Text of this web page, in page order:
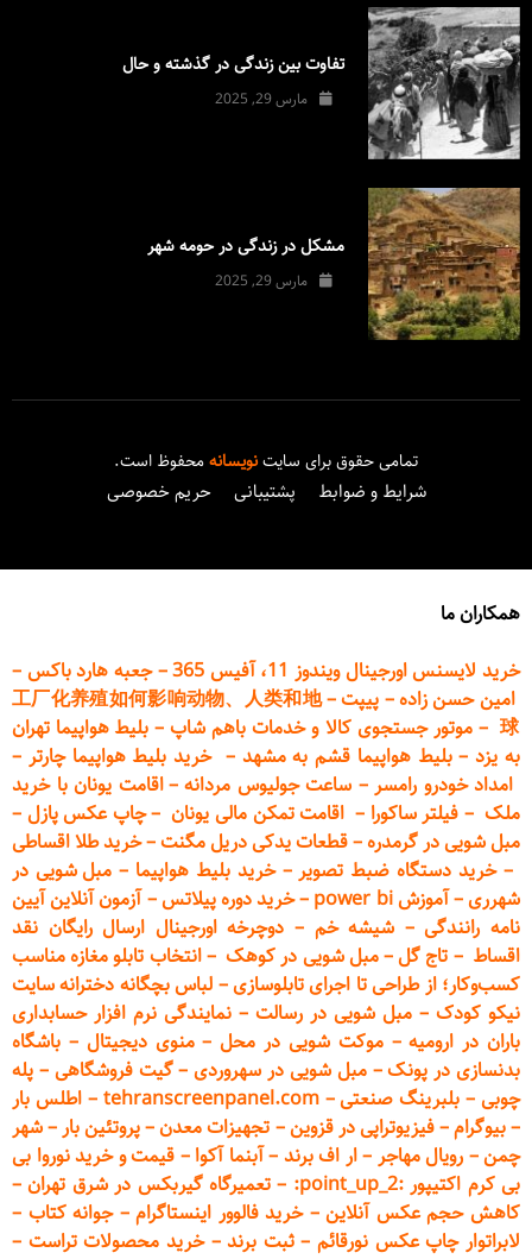
تفاوت بین زندگی در گذشته و حال
مارس 29, 2025
مشکل در زندگی در حومه شهر
مارس 29, 2025
تمامی حقوق برای سایتنویسانهمحفوظ است.
شرایط و ضوابط پشتیبانی حریم خصوصی
همکاران ما
خرید لایسنس اورجینال ویندوز 11، آفیس 365
–جعبه هارد باکس –
امین حسن زاده– پیپت–
工厂化养殖如何影响动物、人类和地
球
– موتور جستجوی کالا و خدمات باهم شاپ– بلیط هواپیما تهران
به یزد–بلیط هواپیما قشم به مشهد –خرید بلیط هواپیما چارتر –
امداد خودرو رامسر– ساعت جولیوس مردانه–اقامت یونان با خرید
ملک – فیلتر ساکورا – اقامت تمکن مالی یونان –چاپ عکس پازل –
مبل شویی در گرمدره–قطعاتیدکی دریل مگنت–خرید طلا اقساطی
–خرید دستگاه ضبط تصویر–خرید بلیط هواپیما –مبل شویی در
شهرری–آموزش power bi –خرید دورهپیلاتس–آزمون آنلاین آیین
نامه رانندگی– شیشه خم – دوچرخه اورجینال ارسال رایگان نقد
اقساط – تاج گل–مبل شویی در کوهک–انتخاب تابلو مغازه مناسب
کسب‌وکار؛ از طراحی تا اجرای تابلوسازی– لباس بچگانه دخترانه سایت
نیکو کودک – مبل شویی در رسالت – نمایندگی نرم افزار حسابداری
باران در ارومیه–موکت شویی در محل–منوی دیجیتال – باشگاه
بدنسازی در پونک–مبل شویی در سهروردی–گیت فروشگاهی – پله
چوبی – بلبرینگ صنعتی–
tehranscreenpanel.com
–اطلس بار
–بیوگرام–فیزیوتراپی در قزوین– تجهیزات معدن–پروتئین بار–شهر
چمن– رویال مهاجر –ار اف برند –آبنما آکوا – قیمت و خرید نوروا بی
بی کرم اکتیپور :point_up_2:
– تعمیرگاه گیربکس در شرق تهران–
کاهش حجم عکس آنلاین–خرید فالوور اینستاگرام–جوانه کتاب –
لابراتوار چاپ عکس نورقائم–ثبت برند–خرید محصولات تراست –